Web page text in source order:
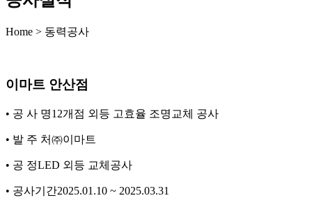
Home > 동력공사
이마트 안산점
• 공 사 명12개점 외등 고효율 조명교체 공사
• 발 주 처㈜이마트
• 공 정LED 외등 교체공사
• 공사기간2025.01.10 ~ 2025.03.31